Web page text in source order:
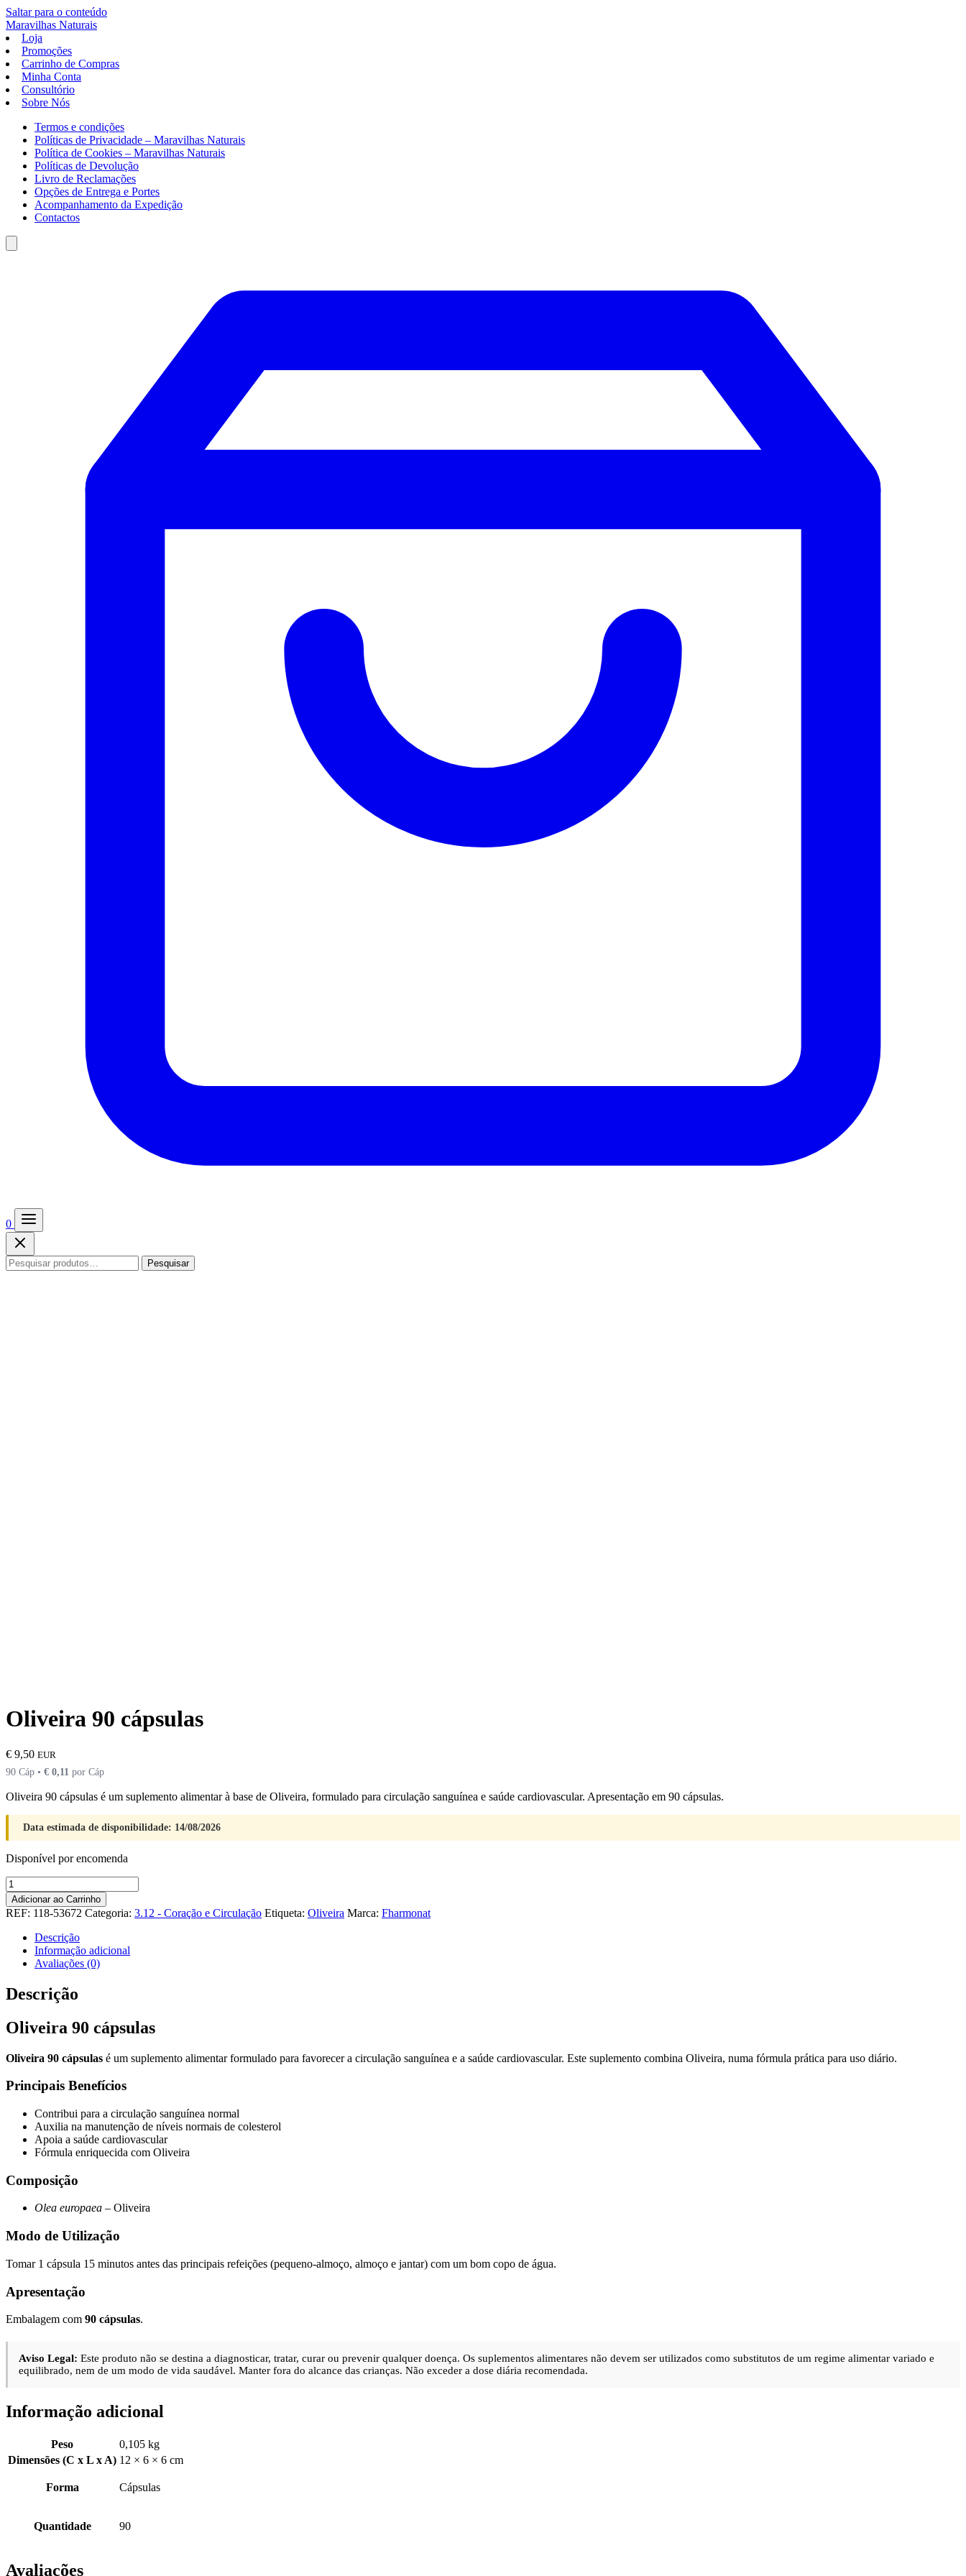
Saltar para o conteúdo
Maravilhas Naturais
Loja
Promoções
Carrinho de Compras
Minha Conta
Consultório
Sobre Nós
Termos e condições
Políticas de Privacidade – Maravilhas Naturais
Política de Cookies – Maravilhas Naturais
Políticas de Devolução
Livro de Reclamações
Opções de Entrega e Portes
Acompanhamento da Expedição
Contactos
0
Pesquisar
Oliveira 90 cápsulas
€ 9,50 EUR
90 Cáp • € 0,11 por Cáp
Oliveira 90 cápsulas é um suplemento alimentar à base de Oliveira, formulado para circulação sanguínea e saúde cardiovascular. Apresentação em 90 cápsulas.
Data estimada de disponibilidade: 14/08/2026
Disponível por encomenda
Quantidade
de
Oliveira
90
cápsulas
Adicionar ao Carrinho
REF: 118-53672 Categoria: 3.12 - Coração e Circulação Etiqueta: Oliveira Marca: Fharmonat
Descrição
Informação adicional
Avaliações (0)
Descrição
Oliveira 90 cápsulas
Oliveira 90 cápsulas é um suplemento alimentar formulado para favorecer a circulação sanguínea e a saúde cardiovascular. Este suplemento combina Oliveira, numa fórmula prática para uso diário.
Principais Benefícios
Contribui para a circulação sanguínea normal
Auxilia na manutenção de níveis normais de colesterol
Apoia a saúde cardiovascular
Fórmula enriquecida com Oliveira
Composição
Olea europaea – Oliveira
Modo de Utilização
Tomar 1 cápsula 15 minutos antes das principais refeições (pequeno-almoço, almoço e jantar) com um bom copo de água.
Apresentação
Embalagem com 90 cápsulas.
Aviso Legal: Este produto não se destina a diagnosticar, tratar, curar ou prevenir qualquer doença. Os suplementos alimentares não devem ser utilizados como substitutos de um regime alimentar variado e
equilibrado, nem de um modo de vida saudável. Manter fora do alcance das crianças. Não exceder a dose diária recomendada.
Informação adicional
Peso
0,105 kg
Dimensões (C x L x A) 12 × 6 × 6 cm
Forma Cápsulas
Quantidade 90
Avaliações